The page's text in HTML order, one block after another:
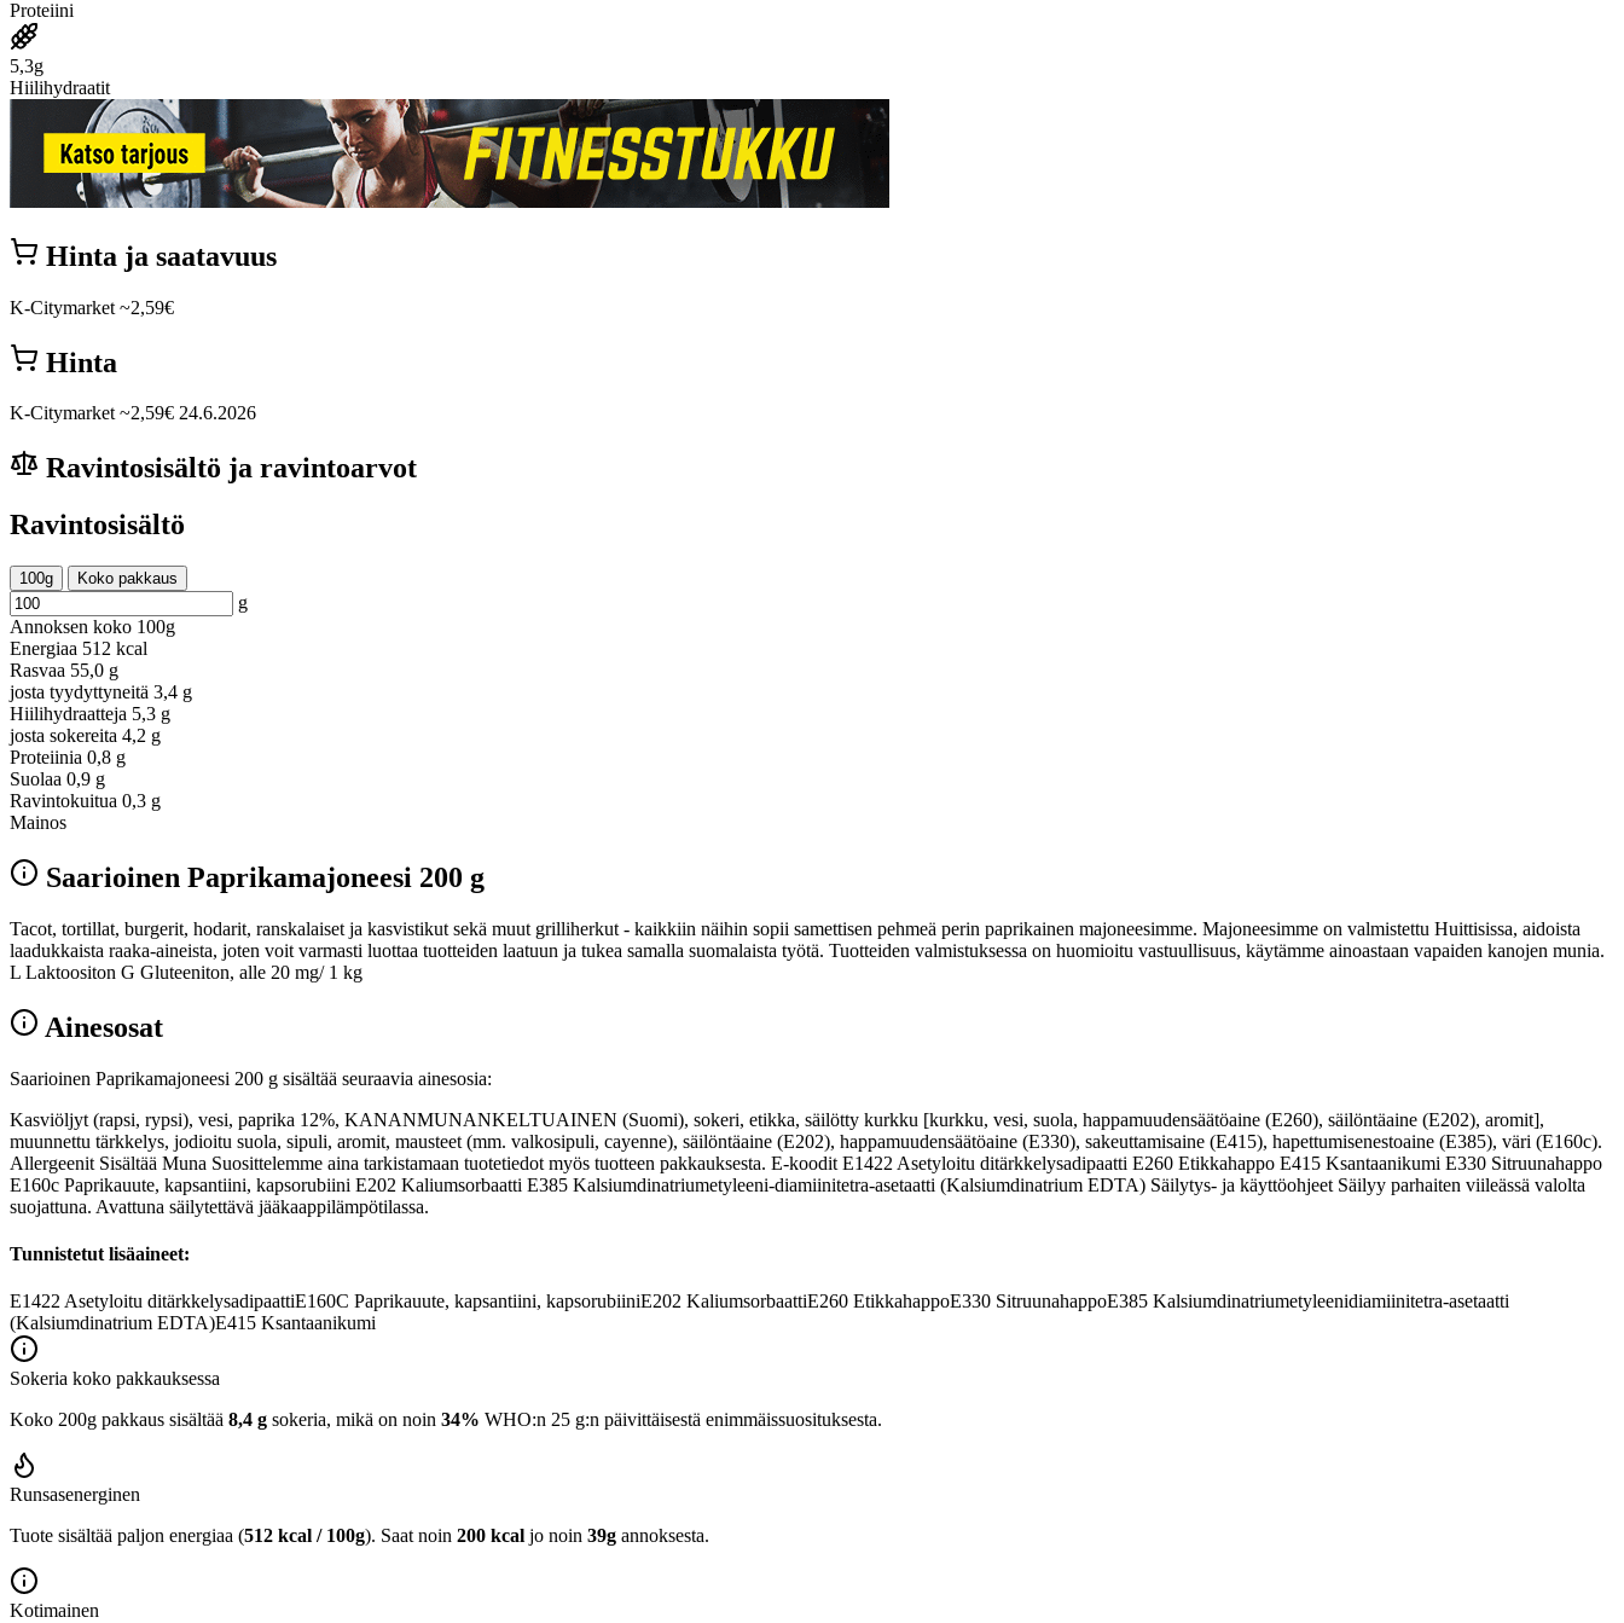
Proteiini
5,3g
Hiilihydraatit
Hinta ja saatavuus
K-Citymarket ~2,59€
Hinta
K-Citymarket ~2,59€ 24.6.2026
Ravintosisältö ja ravintoarvot
Ravintosisältö
100g Koko pakkaus
g
Annoksen koko 100g
Energiaa 512 kcal
Rasvaa 55,0 g
josta tyydyttyneitä 3,4 g
Hiilihydraatteja 5,3 g
josta sokereita 4,2 g
Proteiinia 0,8 g
Suolaa 0,9 g
Ravintokuitua 0,3 g
Mainos
Saarioinen Paprikamajoneesi 200 g
Tacot, tortillat, burgerit, hodarit, ranskalaiset ja kasvistikut sekä muut grilliherkut - kaikkiin näihin sopii samettisen pehmeä perin paprikainen majoneesimme. Majoneesimme on valmistettu Huittisissa, aidoista
laadukkaista raaka-aineista, joten voit varmasti luottaa tuotteiden laatuun ja tukea samalla suomalaista työtä. Tuotteiden valmistuksessa on huomioitu vastuullisuus, käytämme ainoastaan vapaiden kanojen munia.
L Laktoositon G Gluteeniton, alle 20 mg/ 1 kg
Ainesosat
Saarioinen Paprikamajoneesi 200 g sisältää seuraavia ainesosia:
Kasviöljyt (rapsi, rypsi), vesi, paprika 12%, KANANMUNANKELTUAINEN (Suomi), sokeri, etikka, säilötty kurkku [kurkku, vesi, suola, happamuudensäätöaine (E260), säilöntäaine (E202), aromit],
muunnettu tärkkelys, jodioitu suola, sipuli, aromit, mausteet (mm. valkosipuli, cayenne), säilöntäaine (E202), happamuudensäätöaine (E330), sakeuttamisaine (E415), hapettumisenestoaine (E385), väri (E160c).
Allergeenit Sisältää Muna Suosittelemme aina tarkistamaan tuotetiedot myös tuotteen pakkauksesta. E-koodit E1422 Asetyloitu ditärkkelysadipaatti E260 Etikkahappo E415 Ksantaanikumi E330 Sitruunahappo
E160c Paprikauute, kapsantiini, kapsorubiini E202 Kaliumsorbaatti E385 Kalsiumdinatriumetyleeni-diamiinitetra-asetaatti (Kalsiumdinatrium EDTA) Säilytys- ja käyttöohjeet Säilyy parhaiten viileässä valolta
suojattuna. Avattuna säilytettävä jääkaappilämpötilassa.
Tunnistetut lisäaineet:
E1422 Asetyloitu ditärkkelysadipaattiE160C Paprikauute, kapsantiini, kapsorubiiniE202 KaliumsorbaattiE260 EtikkahappoE330 SitruunahappoE385 Kalsiumdinatriumetyleenidiamiinitetra-asetaatti
(Kalsiumdinatrium EDTA)E415 Ksantaanikumi
Sokeria koko pakkauksessa
Koko 200g pakkaus sisältää 8,4 g sokeria, mikä on noin 34% WHO:n 25 g:n päivittäisestä enimmäissuosituksesta.
Runsasenerginen
Tuote sisältää paljon energiaa (512 kcal / 100g). Saat noin 200 kcal jo noin 39g annoksesta.
Kotimainen